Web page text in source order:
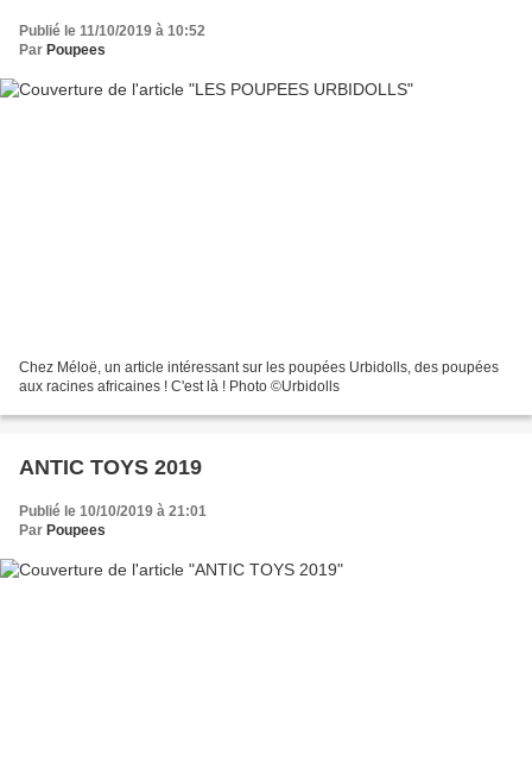
Publié le 11/10/2019 à 10:52
Par Poupees
Chez Méloë, un article intéressant sur les poupées Urbidolls, des poupées
aux racines africaines ! C'est là ! Photo ©Urbidolls
ANTIC TOYS 2019
Publié le 10/10/2019 à 21:01
Par Poupees